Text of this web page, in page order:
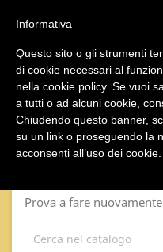

IN SALDO
Prova a fare
Informativa
Questo sito o gli strumenti
di cookie necessari al
nella cookie policy. Se vuoi
a tutti o ad alcuni cookie,
Chiudendo questo banner,
su un link o proseguendo la
acconsenti all’uso dei cookie.